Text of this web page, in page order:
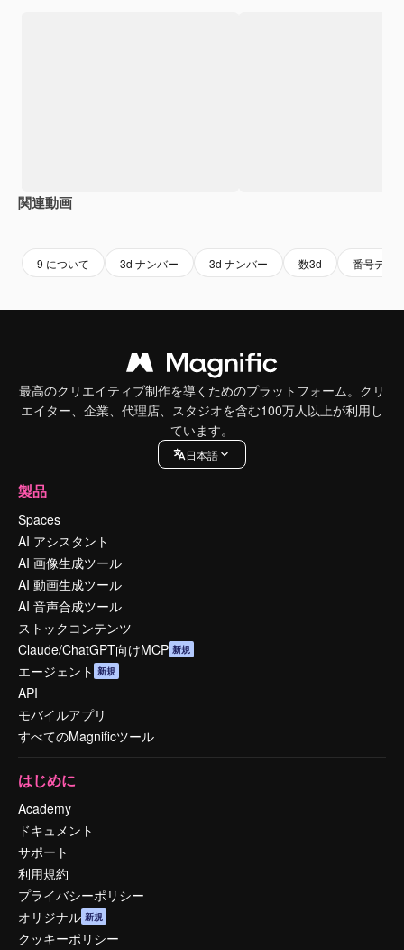
関連動画
9 について 3d ナンバー 3d ナンバー 数3d 番号デザ
最高のクリエイティブ制作を導くためのプラットフォーム。クリ
エイター、企業、代理店、スタジオを含む100万人以上が利用し
ています。
日本語
製品
Spaces
AI アシスタント
AI 画像生成ツール
AI 動画生成ツール
AI 音声合成ツール
ストックコンテンツ
Claude/ChatGPT向けMCP 新規
エージェント 新規
API
モバイルアプリ
すべてのMagnificツール
はじめに
Academy
ドキュメント
サポート
利用規約
プライバシーポリシー
オリジナル 新規
クッキーポリシー